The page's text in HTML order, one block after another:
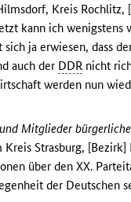
Kreis
kann ich wenigstens
sich ja erwiesen, dass
auch der DDR nicht
werden nun
Mitglieder
Strasburg, [Bezirk]
über den XX.
der Deutschen